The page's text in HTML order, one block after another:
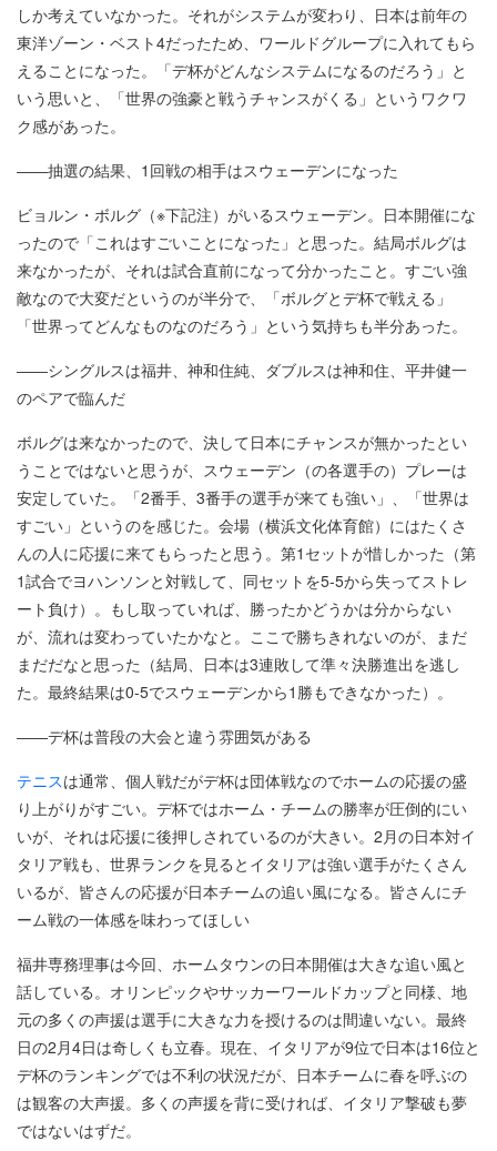
しか考えていなかった。それがシステムが変わり、日本は前年の
東洋ゾーン・ベスト4だったため、ワールドグループに入れてもら
えることになった。「デ杯がどんなシステムになるのだろう」と
いう思いと、「世界の強豪と戦うチャンスがくる」というワクワ
ク感があった。
――抽選の結果、1回戦の相手はスウェーデンになった
ビョルン・ボルグ（※下記注）がいるスウェーデン。日本開催にな
ったので「これはすごいことになった」と思った。結局ボルグは
来なかったが、それは試合直前になって分かったこと。すごい強
敵なので大変だというのが半分で、「ボルグとデ杯で戦える」
「世界ってどんなものなのだろう」という気持ちも半分あった。
――シングルスは福井、神和住純、ダブルスは神和住、平井健一
のペアで臨んだ
ボルグは来なかったので、決して日本にチャンスが無かったとい
うことではないと思うが、スウェーデン（の各選手の）プレーは
安定していた。「2番手、3番手の選手が来ても強い」、「世界は
すごい」というのを感じた。会場（横浜文化体育館）にはたくさ
んの人に応援に来てもらったと思う。第1セットが惜しかった（第
1試合でヨハンソンと対戦して、同セットを5-5から失ってストレ
ート負け）。もし取っていれば、勝ったかどうかは分からない
が、流れは変わっていたかなと。ここで勝ちきれないのが、まだ
まだだなと思った（結局、日本は3連敗して準々決勝進出を逃し
た。最終結果は0-5でスウェーデンから1勝もできなかった）。
――デ杯は普段の大会と違う雰囲気がある
テニスは通常、個人戦だがデ杯は団体戦なのでホームの応援の盛
り上がりがすごい。デ杯ではホーム・チームの勝率が圧倒的にい
いが、それは応援に後押しされているのが大きい。2月の日本対イ
タリア戦も、世界ランクを見るとイタリアは強い選手がたくさん
いるが、皆さんの応援が日本チームの追い風になる。皆さんにチ
ーム戦の一体感を味わってほしい
福井専務理事は今回、ホームタウンの日本開催は大きな追い風と
話している。オリンピックやサッカーワールドカップと同様、地
元の多くの声援は選手に大きな力を授けるのは間違いない。最終
日の2月4日は奇しくも立春。現在、イタリアが9位で日本は16位と
デ杯のランキングでは不利の状況だが、日本チームに春を呼ぶの
は観客の大声援。多くの声援を背に受ければ、イタリア撃破も夢
ではないはずだ。